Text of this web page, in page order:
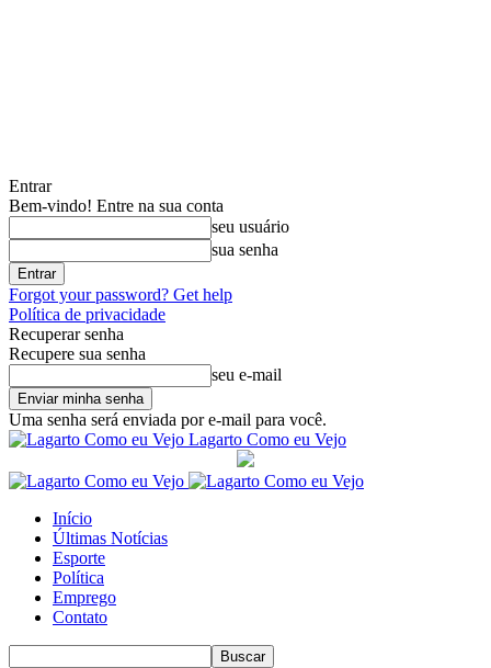
Entrar
Bem-vindo! Entre na sua conta
seu usuário
sua senha
Forgot your password? Get help
Política de privacidade
Recuperar senha
Recupere sua senha
seu e-mail
Uma senha será enviada por e-mail para você.
Lagarto Como eu Vejo
Início
Últimas Notícias
Esporte
Política
Emprego
Contato